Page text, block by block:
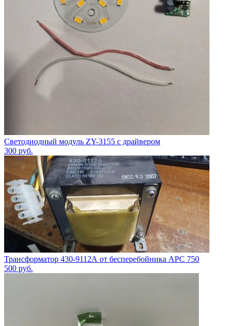
Светодиодный модуль ZY-3155 с драйвером
300 руб.
Трансформатор 430-9112А от бесперебойника APC 750
500 руб.